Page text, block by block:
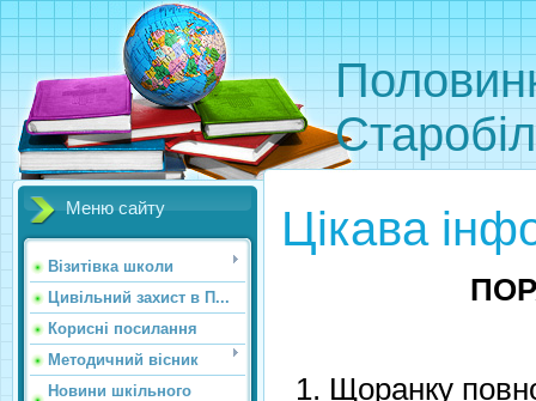
Меню сайту
Візитівка школи
Цивільний захист в П...
Корисні посилання
Методичний вісник
Новини шкільного
Цікава
Щоранку